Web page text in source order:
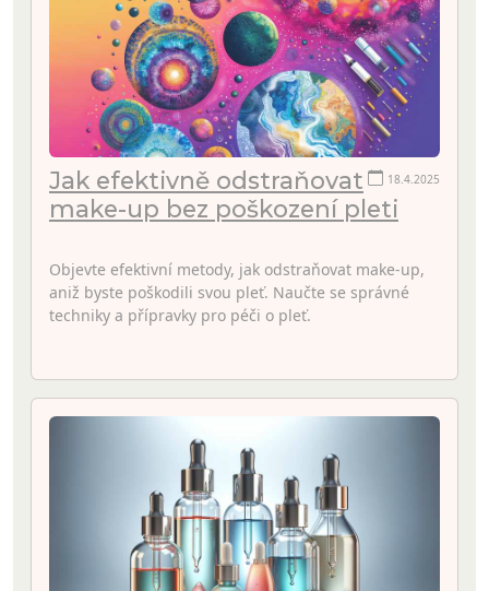
18.4.2025
Jak efektivně odstraňovat
make-up bez poškození pleti
Objevte efektivní metody, jak odstraňovat make-up,
aniž byste poškodili svou pleť. Naučte se správné
techniky a přípravky pro péči o pleť.